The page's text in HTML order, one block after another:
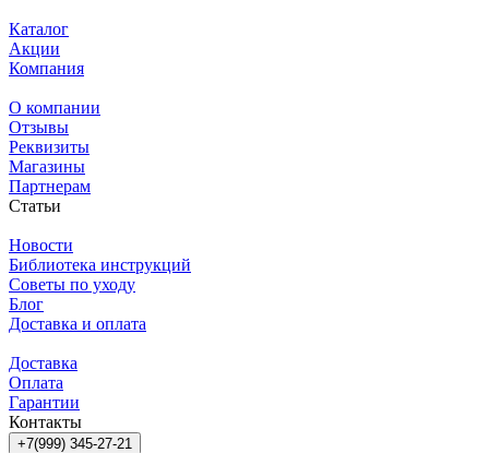
Каталог
Акции
Компания
О компании
Отзывы
Реквизиты
Магазины
Партнерам
Статьи
Новости
Библиотека инструкций
Советы по уходу
Блог
Доставка и оплата
Доставка
Оплата
Гарантии
Контакты
+7(999) 345-27-21